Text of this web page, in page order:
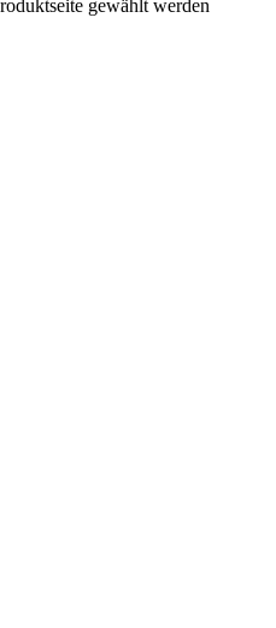
gewählt werden